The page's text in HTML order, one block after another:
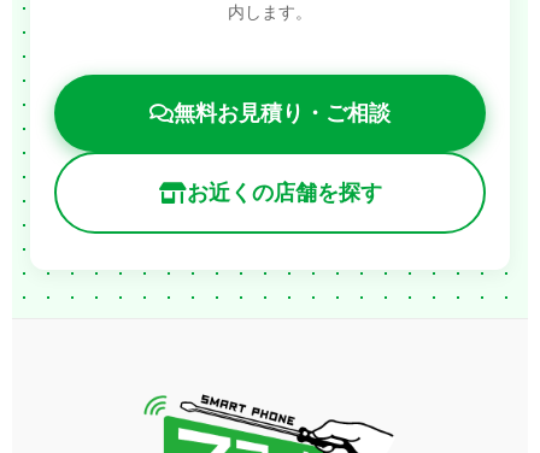
内します。
無料お見積り・ご相談
お近くの店舗を探す